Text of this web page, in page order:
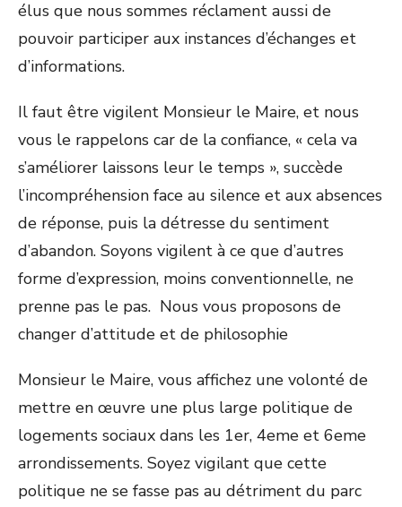
élus que nous sommes réclament aussi de
pouvoir participer aux instances d’échanges et
d’informations.
Il faut être vigilent Monsieur le Maire, et nous
vous le rappelons car de la confiance, « cela va
s’améliorer laissons leur le temps », succède
l’incompréhension face au silence et aux absences
de réponse, puis la détresse du sentiment
d’abandon. Soyons vigilent à ce que d’autres
forme d’expression, moins conventionnelle, ne
prenne pas le pas. Nous vous proposons de
changer d’attitude et de philosophie
Monsieur le Maire, vous affichez une volonté de
mettre en œuvre une plus large politique de
logements sociaux dans les 1er, 4eme et 6eme
arrondissements. Soyez vigilant que cette
politique ne se fasse pas au détriment du parc